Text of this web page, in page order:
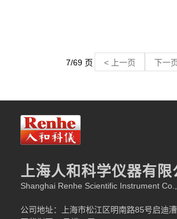
7/69 页 < 上一页 下一
上海人和科学仪器有限
Shanghai Renhe Scientific Instrument Co.,
公司地址：上海市松江区明南路85号启迪